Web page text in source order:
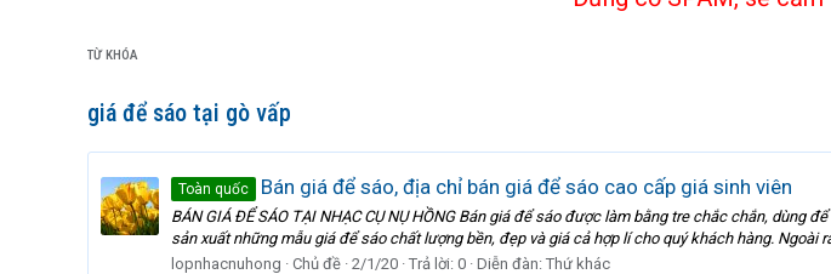
TỪ KHÓA
giá để sáo tại gò vấp
Toàn quốc Bán giá để sáo, địa chỉ bán giá để sáo cao cấp giá sinh viên
BÁN GIÁ ĐỂ SÁO TẠI NHẠC CỤ NỤ HỒNG Bán giá để sáo được làm bằng tre chắc chắn,
sản xuất những mẫu giá để sáo chất lượng bền, đẹp và giá cả hợp lí cho quý khách hàng. Ngoài
lopnhacnuhong
Chủ đề 2/1/20 Trả lời: 0 Diễn đàn: Thứ khác